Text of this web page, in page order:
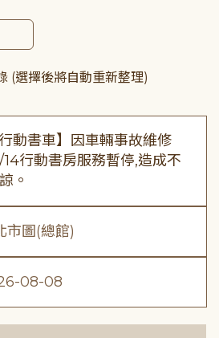
(選擇後將自動重新整理)
動書車】因車輛事故維修
行動書房服務暫停,造成不
。
市圖(總館)
08-08